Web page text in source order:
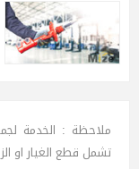
ملاحظة : الخدمة
تشمل قطع الغيار او